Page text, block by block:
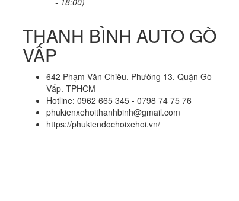
THANH BÌNH AUTO GÒ
VẤP
642 Phạm Văn Chiêu. Phường 13. Quận Gò
Vấp. TPHCM
Hotline: 0962 665 345 - 0798 74 75 76
phukienxehoithanhbinh@gmail.com
https://phukiendochoixehoi.vn/